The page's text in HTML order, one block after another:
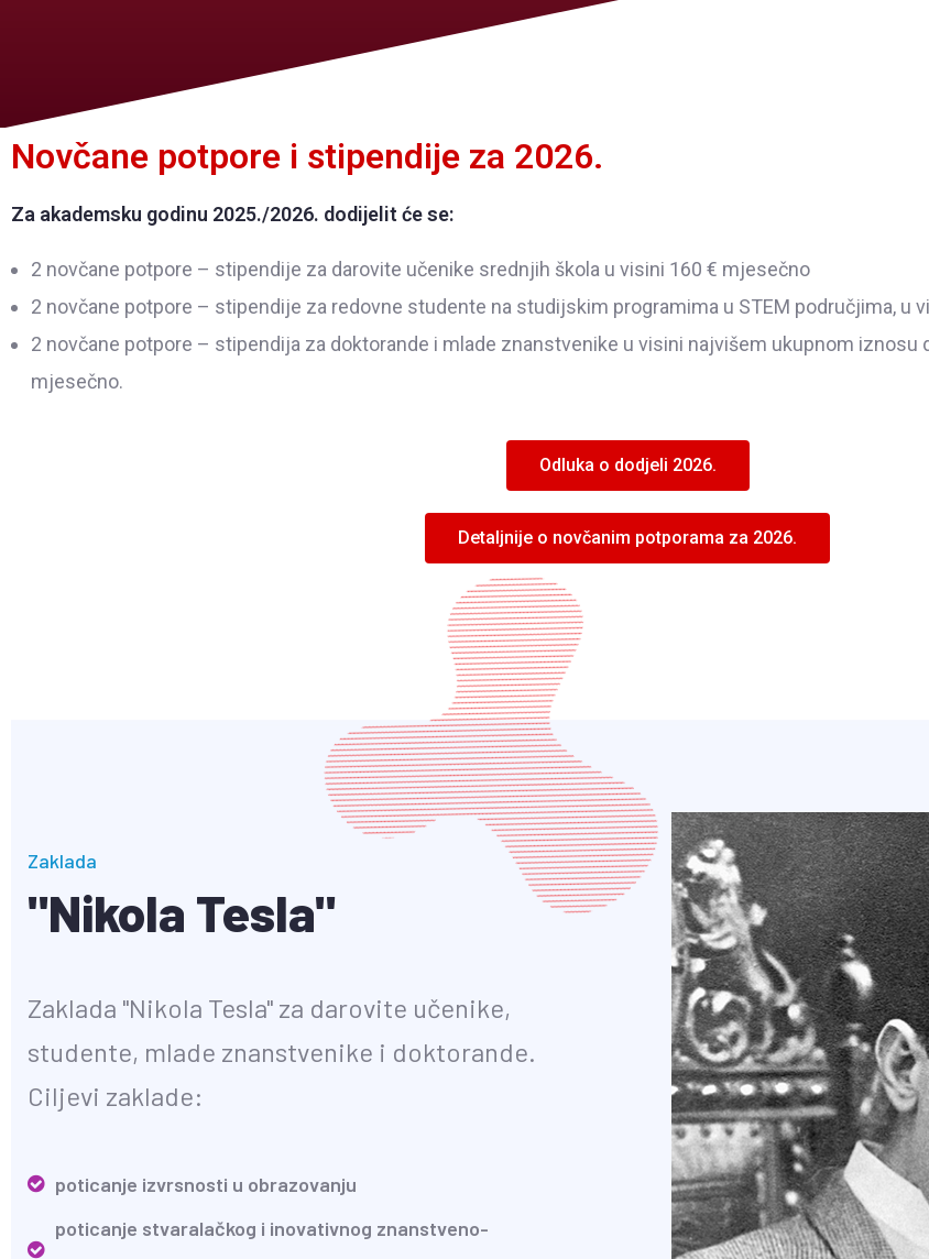
Novčane potpore i stipendije za 2026.
Za akademsku godinu 2025./2026. dodijelit će se:
2 novčane potpore – stipendije za darovite učenike srednjih škola u visini 160 € mjesečno
2 novčane potpore – stipendije za redovne studente na studijskim programima u STEM područjima, u
2 novčane potpore – stipendija za doktorande i mlade znanstvenike u visini najvišem ukupnom iznosu
mjesečno.
Odluka o dodjeli 2026.
Detaljnije o novčanim potporama za 2026.
Zaklada
"Nikola Tesla"
Zaklada "Nikola Tesla" za darovite učenike,
studente, mlade znanstvenike i doktorande.
Ciljevi zaklade:
poticanje izvrsnosti u obrazovanju
poticanje stvaralačkog i inovativnog znanstveno-